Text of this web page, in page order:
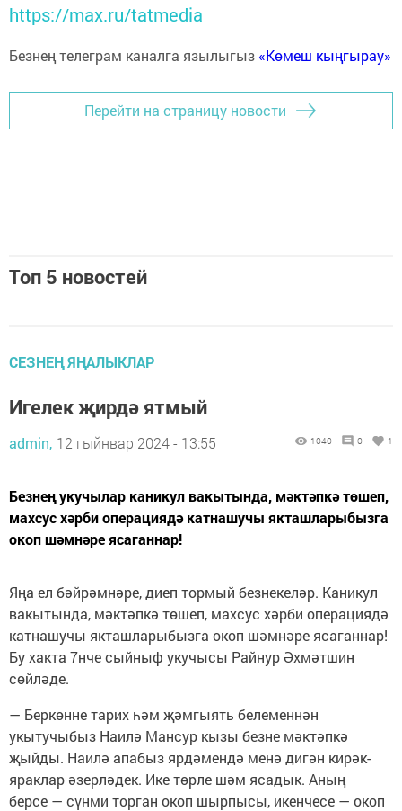
https://max.ru/tatmedia
Безнең телеграм каналга язылыгыз «Көмеш кыңгырау»
Перейти на страницу новости
Топ 5 новостей
СЕЗНЕҢ ЯҢАЛЫКЛАР
Игелек җирдә ятмый
admin, 12 гыйнвар 2024 - 13:55 1040 0 1
Безнең укучылар каникул вакытында, мәктәпкә төшеп,
махсус хәрби операциядә катнашучы якташларыбызга
окоп шәмнәре ясаганнар!
Яңа ел бәйрәмнәре, диеп тормый безнекеләр. Каникул
вакытында, мәктәпкә төшеп, махсус хәрби операциядә
катнашучы якташларыбызга окоп шәмнәре ясаганнар!
Бу хакта 7нче сыйныф укучысы Райнур Әхмәтшин
сөйләде.
— Беркөнне тарих һәм җәмгыять белеменнән
укытучыбыз Наилә Мансур кызы безне мәктәпкә
җыйды. Наилә апабыз ярдәмендә менә дигән кирәк-
яраклар әзерләдек. Ике төрле шәм ясадык. Аның
берсе — сүнми торган окоп шырпысы, икенчесе — окоп